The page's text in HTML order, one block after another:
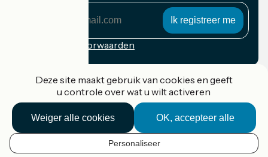
NL
Inschrijvingsvoorwaarden
Accueil Vélo Pro
Contact
Wettelijke informatie
Deze site maakt gebruik van cookies en geeft
u controle over wat u wilt activeren
OK, accepteer alle
Weiger alle cookies
Personaliseer